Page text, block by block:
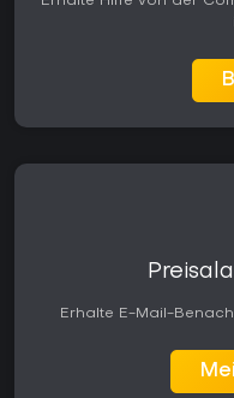
Erhalte E-Mail-